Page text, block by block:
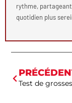
rythme,
quotidien plus